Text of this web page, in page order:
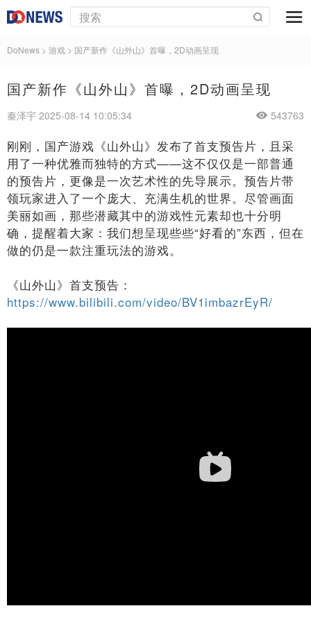
DoNews > 游戏 > 国产新作《山外山》首曝，2D动画呈现
国产新作《山外山》首曝，2D动画呈现
秦泽宇 2025-08-14 10:05:34 543763
刚刚，国产游戏《山外山》发布了首支预告片，且采
用了一种优雅而独特的方式——这不仅仅是一部普通
的预告片，更像是一次艺术性的先导展示。预告片带
领玩家进入了一个庞大、充满生机的世界。尽管画面
美丽如画，那些潜藏其中的游戏性元素却也十分明
确，提醒着大家：我们想呈现些些“好看的”东西，但在
做的仍是一款注重玩法的游戏。
《山外山》首支预告：
https://www.bilibili.com/video/BV1imbazrEyR/